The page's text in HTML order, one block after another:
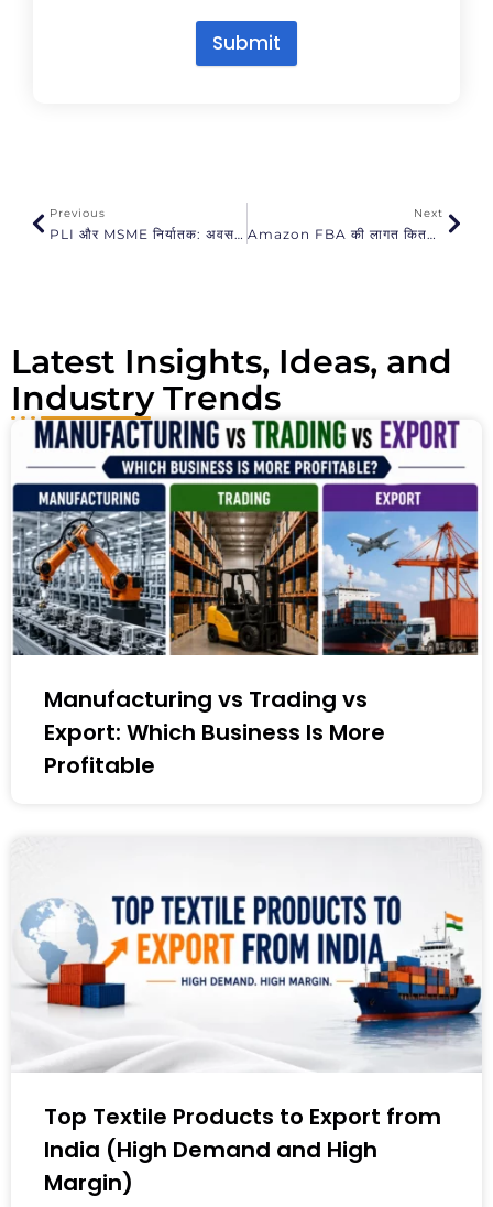
Submit
Previous
PLI और MSME निर्यातक: अवसर, चुनौतियाँ और सफलता के लिए सुझाव
Next
Amazon FBA की लागत कितनी होती है?
Latest Insights, Ideas, and
Industry Trends
Manufacturing vs Trading vs
Export: Which Business Is More
Profitable
Top Textile Products to Export from
India (High Demand and High
Margin)